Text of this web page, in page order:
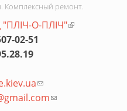
Комплексный ремонт.
"ПЛIЧ-О-ПЛIЧ"
02-51
отправки email)